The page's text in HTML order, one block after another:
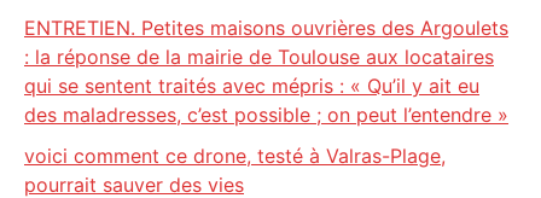
ENTRETIEN. Petites maisons ouvrières des Argoulets
: la réponse de la mairie de Toulouse aux locataires
qui se sentent traités avec mépris : « Qu’il y ait eu
des maladresses, c’est possible ; on peut l’entendre »
voici comment ce drone, testé à Valras-Plage,
pourrait sauver des vies